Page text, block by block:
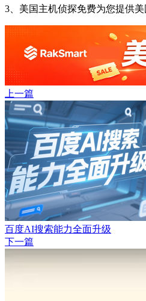
3、美国主机侦探免费为您提供美
上一篇
百度AI搜索能力全面升级
下一篇